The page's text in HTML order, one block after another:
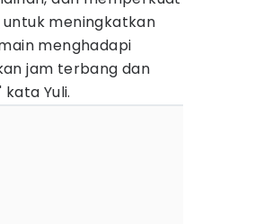
untuk meningkatkan
menghadapi
jam terbang dan
Yuli.